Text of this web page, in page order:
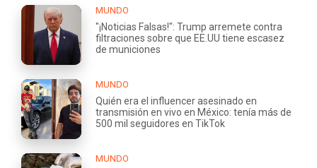
MUNDO
"¡Noticias Falsas!": Trump arremete contra
filtraciones sobre que EE.UU tiene escasez
de municiones
MUNDO
Quién era el influencer asesinado en
transmisión en vivo en México: tenía más de
500 mil seguidores en TikTok
MUNDO